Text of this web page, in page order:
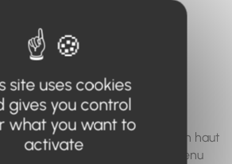
à
n'existe
ou plus.
utiliser le moteur de recherche en haut
le menu pour trouver le contenu
site uses cookies
gives you control
what you want to
activate